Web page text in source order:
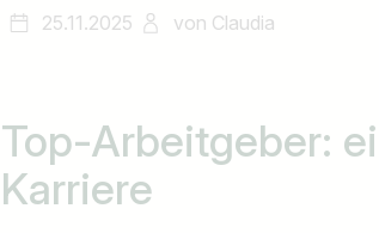
25.11.2025 von Claudia
Top-Arbeitgeber:
Karriere